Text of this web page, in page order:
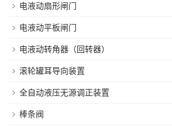
电液动扇形闸门
电液动平板闸门
电液动转角器（回转器）
滚轮罐耳导向装置
全自动液压无源调正装置
棒条阀